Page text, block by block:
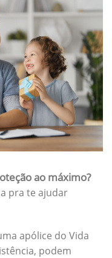
ao máximo?
pra te ajudar
apólice do Vida
podem